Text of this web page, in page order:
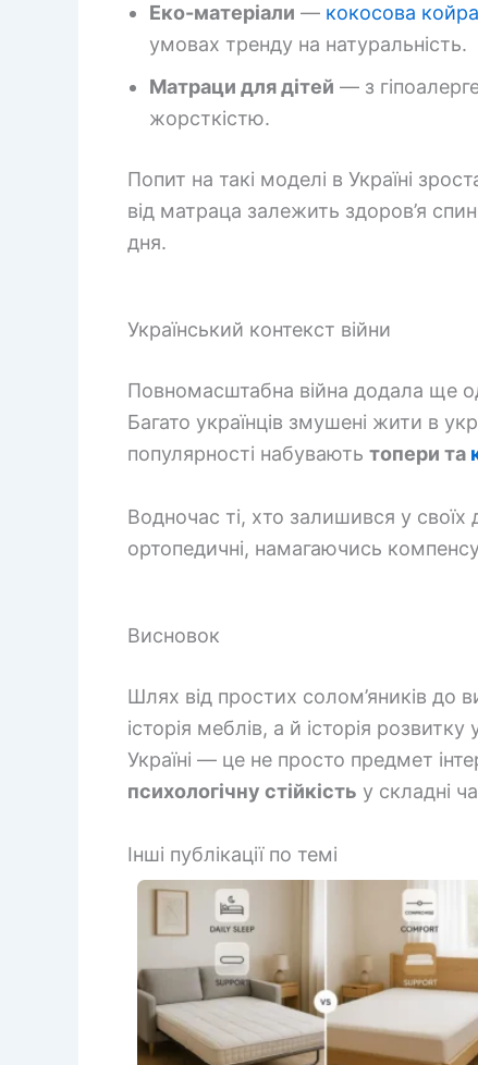
Еко-матеріали — кокосова койра
умовах тренду на натуральність.
Матраци для дітей — з
жорсткістю.
Попит на такі моделі в Україні
від матраца залежить здоров’я
дня.
Український контекст війни
Повномасштабна війна додала ще
Багато українців змушені жити в
популярності набувають топери та
Водночас ті, хто залишився у своїх
ортопедичні, намагаючись
Висновок
Шлях від простих солом’яників до
історія меблів, а й історія
Україні — це не просто предмет
психологічну стійкість у складні
Інші публікації по темі